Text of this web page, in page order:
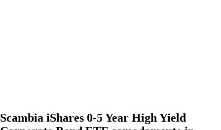
Scambia iShares 0-5 Year High Yield